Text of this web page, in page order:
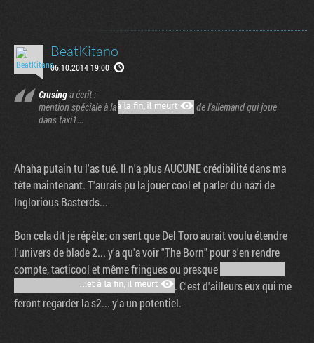
BeatKitano
06.10.2014 19:00
Crusinga écrit :
mention spéciale à la
de l'allemand qui joue
dans taxi1...
Ahaha putain tu l'as tué. Il n'a plus AUCUNE crédibilité dans ma
tête maintenant. T'aurais pu la jouer cool et parler du nazi de
Inglorious Basterds...
Bon cela dit je répête: on sent que Del Toro aurait voulu étendre
l'univers de blade 2... y'a qu'a voir "The Born" pour s'en rendre
compte, tacticool et même fringues ou presque
. C'est d'ailleurs eux qui me
feront regarder la s2... y'a un potentiel.